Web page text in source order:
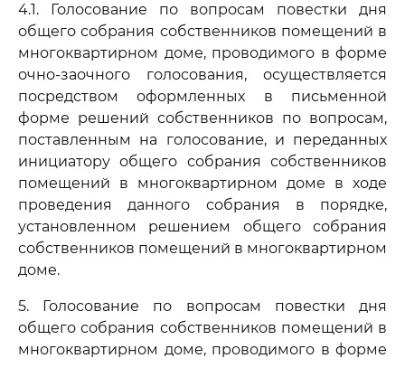
4.1. Голосование по вопросам повестки дня
общего собрания собственников помещений в
многоквартирном доме, проводимого в форме
очно-заочного голосования, осуществляется
посредством оформленных в письменной
форме решений собственников по вопросам,
поставленным на голосование, и переданных
инициатору общего собрания собственников
помещений в многоквартирном доме в ходе
проведения данного собрания в порядке,
установленном решением общего собрания
собственников помещений в многоквартирном
доме.
5. Голосование по вопросам повестки дня
общего собрания собственников помещений в
многоквартирном доме, проводимого в форме